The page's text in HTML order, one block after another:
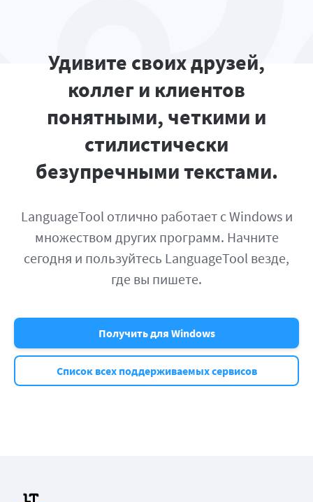
Удивите своих друзей,
коллег и клиентов
понятными, четкими и
стилистически
безупречными текстами.
LanguageTool отлично работает с Windows и
множеством других программ. Начните
сегодня и пользуйтесь LanguageTool везде,
где вы пишете.
Получить для Windows
Список всех поддерживаемых сервисов